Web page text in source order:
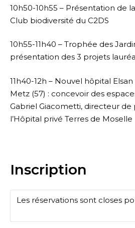
10h50-10h55 – Présentation de
Club biodiversité du C2DS
10h55-11h40 – Trophée des
présentation des 3 projets
11h40-12h – Nouvel hôpital
Metz (57) : concevoir des
Gabriel Giacometti, directeur
l’Hôpital privé Terres de Moselle
Inscription
Les réservations sont closes